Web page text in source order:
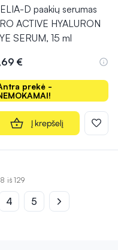
D paakių serumas
ACTIVE HYALURON
SERUM, 15 ml
€
prekė -
Į krepšelį
iš 129
4 5